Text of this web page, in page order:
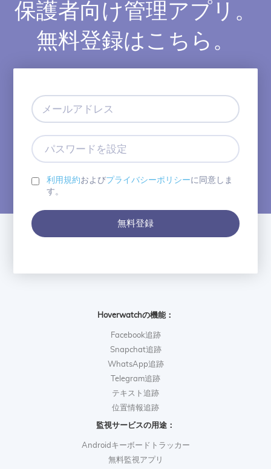
保護者向け管理アプリ。
無料登録はこちら。
ア
レ
ス
ー
設
定
利用規約およびプライバシーポリシーに同意しま
す。
無料登録
Hoverwatchの機能：
Facebook追跡
Snapchat追跡
WhatsApp追跡
Telegram追跡
テキスト追跡
位置情報追跡
監視サービスの用途：
Androidキーボードトラッカー
無料監視アプリ